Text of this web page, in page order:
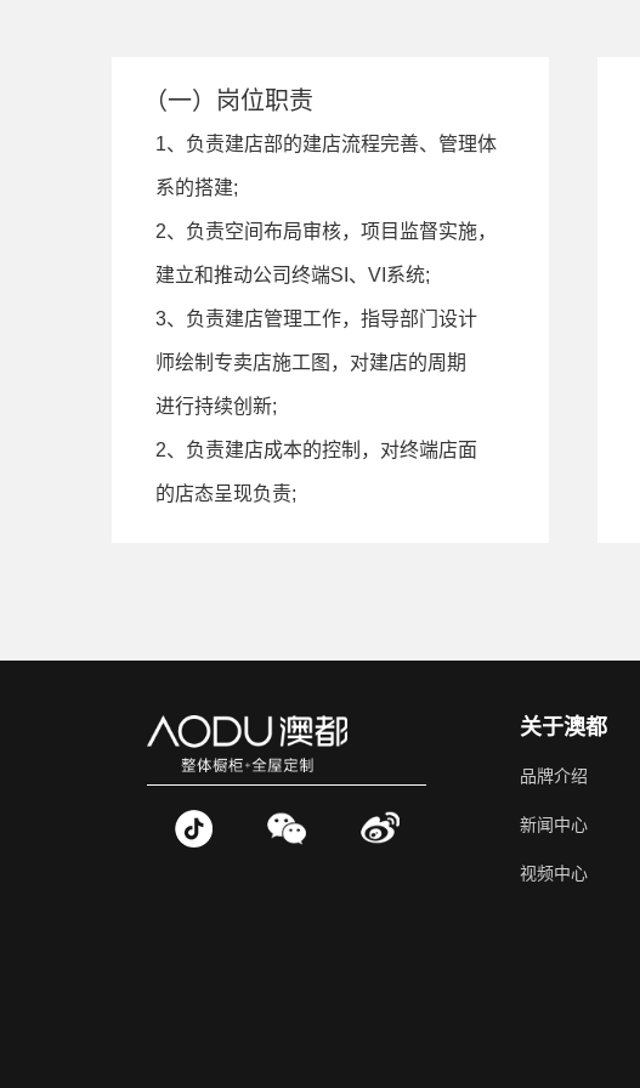
（一）岗位职责
1、负责建店部的建店流程完善、管理体
系的搭建;
2、负责空间布局审核，项目监督实施，
建立和推动公司终端SI、VI系统;
3、负责建店管理工作，指导部门设计
师绘制专卖店施工图，对建店的周期
进行持续创新;
2、负责建店成本的控制，对终端店面
的店态呈现负责;
关于澳都
品牌介绍
新闻中心
视频中心